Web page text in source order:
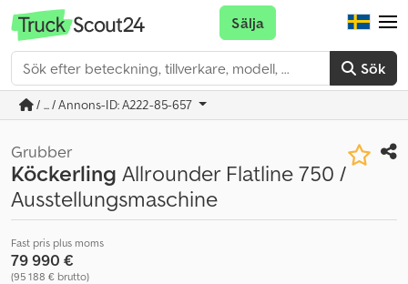
Sök
Sälja
/ ... / Annons-ID: A222-85-657
Grubber
Köckerling Allrounder Flatline 750 /
Ausstellungsmaschine
Fast pris plus moms
79 990 €
(95 188 € brutto)